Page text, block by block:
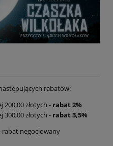
rabatów:
złotych - rabat 2%
złotych - rabat 3,5%
rabat negocjowany